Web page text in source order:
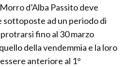
d’Alba Passito deve
ad un periodo di
fino al 30 marzo
della vendemmia e la loro
anteriore al 1°